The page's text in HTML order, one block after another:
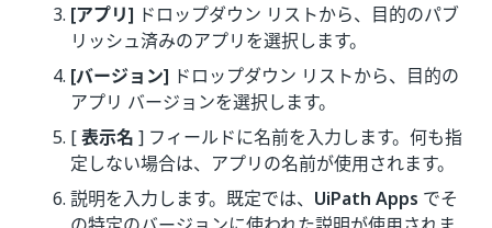
[アプリ] ドロップダウン リストから、目的のパブ
リッシュ済みのアプリを選択します。
[バージョン] ドロップダウン リストから、目的の
アプリ バージョンを選択します。
[表示名 ] フィールドに名前を入力します。何も指
定しない場合は、アプリの名前が使用されます。
説明を入力します。既定では、 UiPath Apps でそ